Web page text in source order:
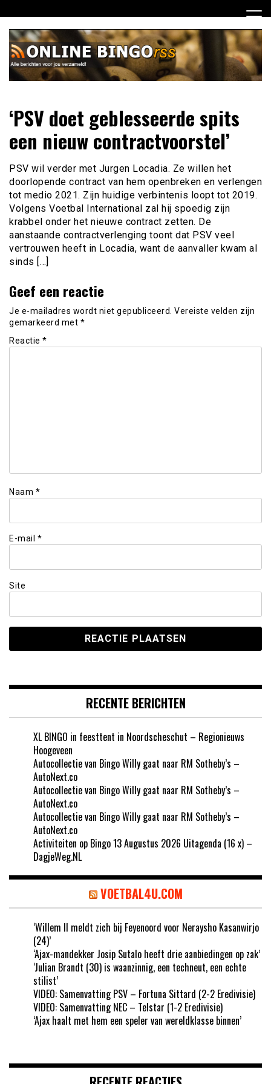
naar
inhoud
Online Bingo RSS
verzameld
‘PSV doet geblesseerde spits
een nieuw contractvoorstel’
PSV wil verder met Jurgen Locadia. Ze willen het
doorlopende contract van hem openbreken en verlengen
tot medio 2021. Zijn huidige verbintenis loopt tot 2019.
Volgens Voetbal International zal hij spoedig zijn
krabbel onder het nieuwe contract zetten. De
aanstaande contractverlenging toont dat PSV veel
vertrouwen heeft in Locadia, want de aanvaller kwam al
sinds […]
Geef een reactie
Je e-mailadres wordt niet gepubliceerd. Vereiste velden zijn
gemarkeerd met *
Reactie *
Naam *
E-mail *
Site
RECENTE BERICHTEN
XL BINGO in feesttent in Noordscheschut – Regionieuws
Hoogeveen
Autocollectie van Bingo Willy gaat naar RM Sotheby’s –
AutoNext.co
Autocollectie van Bingo Willy gaat naar RM Sotheby’s –
AutoNext.co
Autocollectie van Bingo Willy gaat naar RM Sotheby’s –
AutoNext.co
Activiteiten op Bingo 13 Augustus 2026 Uitagenda (16 x) –
DagjeWeg.NL
VOETBAL4U.COM
‘Willem II meldt zich bij Feyenoord voor Neraysho Kasanwirjo
(24)’
‘Ajax-mandekker Josip Sutalo heeft drie aanbiedingen op zak’
‘Julian Brandt (30) is waanzinnig, een techneut, een echte
stilist’
VIDEO: Samenvatting PSV – Fortuna Sittard (2-2 Eredivisie)
VIDEO: Samenvatting NEC – Telstar (1-2 Eredivisie)
‘Ajax haalt met hem een speler van wereldklasse binnen’